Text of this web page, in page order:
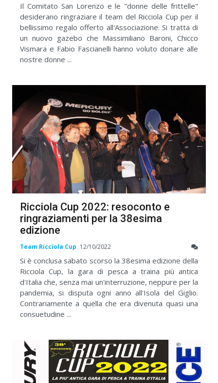
Il Comitato San Lorenzo e le "donne delle frittelle"
desiderano ringraziare il team del Ricciola Cup per il
bellissimo regalo offerto all'Associazione. Si tratta di
un nuovo gazebo che Massimiliano Baroni, Chicco
Vismara e Fabio Fascianelli hanno voluto donare alle
nostre donne ...
Ricciola Cup 2022: resoconto e
ringraziamenti per la 38esima
edizione
Team Ricciola Cup 12/10/2022
Si è conclusa sabato scorso la 38esima edizione della
Ricciola Cup, la gara di pesca a traina più antica
d'Italia che, senza mai un'interruzione, neppure per la
pandemia, si disputa ogni anno all'Isola del Giglio.
Contrariamente a quella che era divenuta quasi una
consuetudine ...